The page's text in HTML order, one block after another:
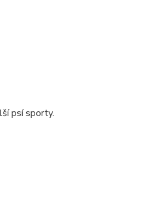
psí sporty.